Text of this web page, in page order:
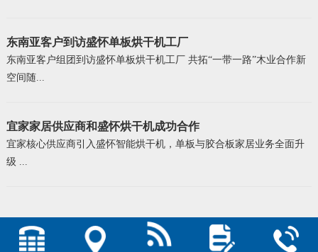
东南亚客户到访盛怀单板烘干机工厂
东南亚客户组团到访盛怀单板烘干机工厂 共拓“一带一路”木业合作新
空间随...
宜家家居供应商和盛怀烘干机成功合作
宜家核心供应商引入盛怀智能烘干机，单板与胶合板家居业务全面升
级 ...